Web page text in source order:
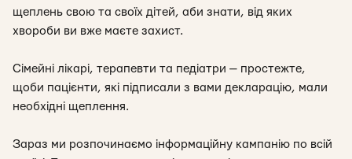
щеплень свою та своїх дітей, аби знати, від яких
хвороби ви вже маєте захист.
Сімейні лікарі, терапевти та педіатри — простежте,
щоби пацієнти, які підписали з вами декларацію, мали
необхідні щеплення.
Зараз ми розпочинаємо інформаційну кампанію по всій